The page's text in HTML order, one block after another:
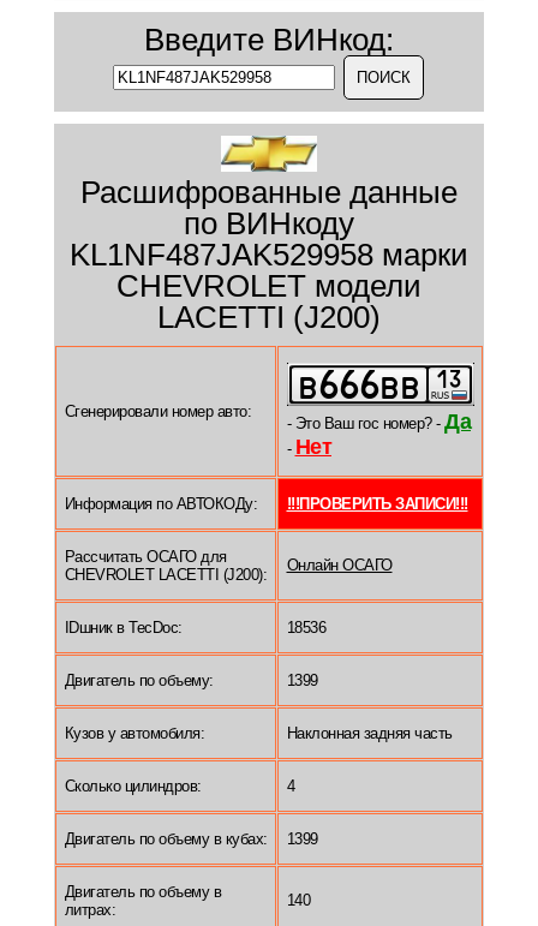
Введите ВИНкод:
Расшифрованные данные
по ВИНкоду
KL1NF487JAK529958 марки
CHEVROLET модели
LACETTI (J200)
Сгенерировали номер авто:
- Это Ваш гос номер? - Да
- Нет
Информация по АВТОКОДу: !!!ПРОВЕРИТЬ ЗАПИСИ!!!
Рассчитать ОСАГО для
CHEVROLET LACETTI (J200):
Онлайн ОСАГО
IDшник в TecDoc: 18536
Двигатель по объему: 1399
Кузов у автомобиля: Наклонная задняя часть
Сколько цилиндров: 4
Двигатель по объему в кубах: 1399
Двигатель по объему в
литрах:
140